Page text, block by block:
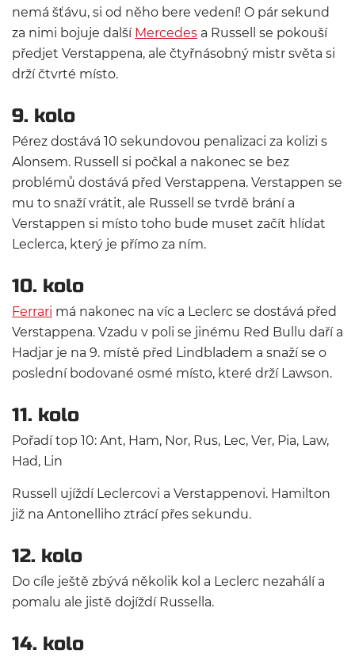
nemá šťávu, si od něho bere vedení! O pár sekund
za nimi bojuje další Mercedes a Russell se pokouší
předjet Verstappena, ale čtyřnásobný mistr světa si
drží čtvrté místo.
9. kolo
Pérez dostává 10 sekundovou penalizaci za kolizi s
Alonsem. Russell si počkal a nakonec se bez
problémů dostává před Verstappena. Verstappen se
mu to snaží vrátit, ale Russell se tvrdě brání a
Verstappen si místo toho bude muset začít hlídat
Leclerca, který je přímo za ním.
10. kolo
Ferrari má nakonec na víc a Leclerc se dostává před
Verstappena. Vzadu v poli se jinému Red Bullu daří a
Hadjar je na 9. místě před Lindbladem a snaží se o
poslední bodované osmé místo, které drží Lawson.
11. kolo
Pořadí top 10: Ant, Ham, Nor, Rus, Lec, Ver, Pia, Law,
Had, Lin
Russell ujíždí Leclercovi a Verstappenovi. Hamilton
již na Antonelliho ztrácí přes sekundu.
12. kolo
Do cíle ještě zbývá několik kol a Leclerc nezahálí a
pomalu ale jistě dojíždí Russella.
14. kolo